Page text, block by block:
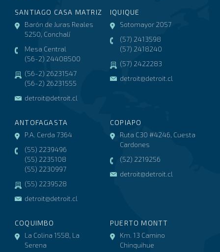
SANTIAGO CASA MATRIZ
Barón de Juras Reales
5250, Conchalí
Mesa Central
(56-2) 24408500
(56-2) 26231547
(56-2) 26231555
detroit@detroit.cl
IQUIQUE
Sotomayor 2057
(57) 2413598
(57) 2418240
(57) 2422283
detroit@detroit.cl
ANTOFAGASTA
P.A. Cerda 7364
(55) 2239496
(55) 2235108
(55) 2230997
(55) 2239528
detroit@detroit.cl
COPIAPO
Ruta C30 #4246, Cuesta
Cardones
(52) 2219256
detroit@detroit.cl
COQUIMBO
La Colina 1558, La
Serena
PUERTO MONTT
Km. 13 Camino
Chinquihue